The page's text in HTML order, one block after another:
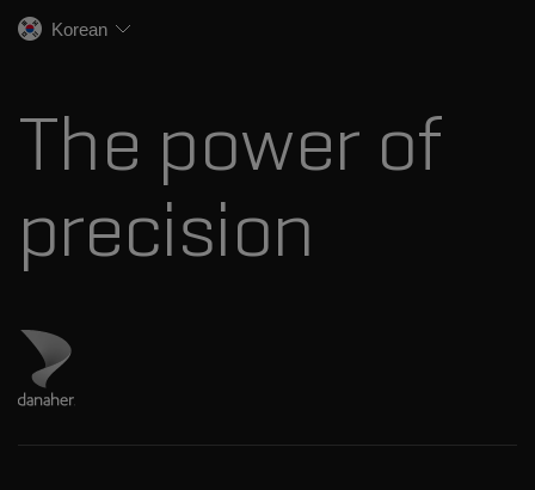
스펙트럼 라이브러리
생명과학 연구
채용
혁신자문위원회
우리의 역사
SCIEX 스토리
다나허 소개
Korean
The power of
precision
Danaher 사이트 방문